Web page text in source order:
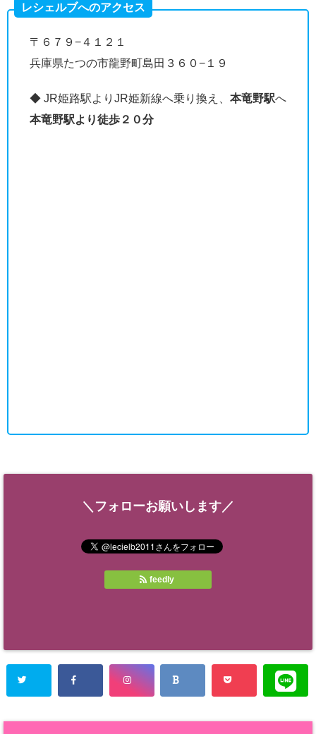
レシェルブへのアクセス
〒６７９−４１２１
兵庫県たつの市龍野町島田３６０−１９
◆ JR姫路駅よりJR姫新線へ乗り換え、 本竜野駅へ
本竜野駅より徒歩２０分
＼フォローお願いします／
feedly